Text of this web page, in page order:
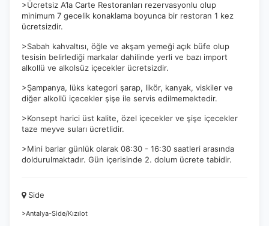
>Ücretsiz A’la Carte Restoranları rezervasyonlu olup
minimum 7 gecelik konaklama boyunca bir restoran 1 kez
ücretsizdir.
>Sabah kahvaltısı, öğle ve akşam yemeği açık büfe olup
tesisin belirlediği markalar dahilinde yerli ve bazı import
alkollü ve alkolsüz içecekler ücretsizdir.
>Şampanya, lüks kategori şarap, likör, kanyak, viskiler ve
diğer alkollü içecekler şişe ile servis edilmemektedir.
>Konsept harici üst kalite, özel içecekler ve şişe içecekler
taze meyve suları ücretlidir.
>Mini barlar günlük olarak 08:30 - 16:30 saatleri arasında
doldurulmaktadır. Gün içerisinde 2. dolum ücrete tabidir.
Side
>Antalya-Side/Kızılot